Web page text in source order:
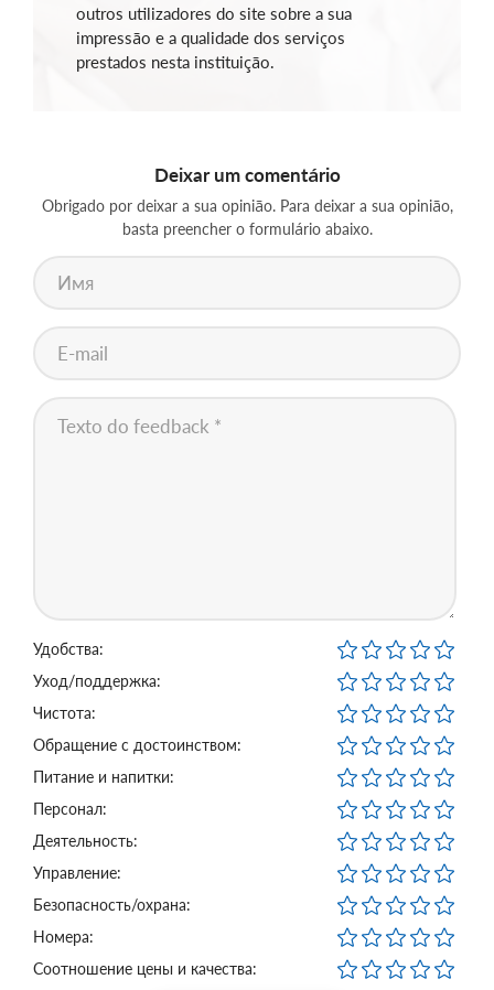
outros utilizadores do site sobre a sua
impressão e a qualidade dos serviços
prestados nesta instituição.
Deixar um comentário
Obrigado por deixar a sua opinião. Para deixar a sua opinião,
basta preencher o formulário abaixo.
Удобства:
Уход/поддержка:
Чистота:
Обращение с достоинством:
Питание и напитки:
Персонал:
Деятельность:
Управление:
Безопасность/охрана:
Номера:
Соотношение цены и качества: